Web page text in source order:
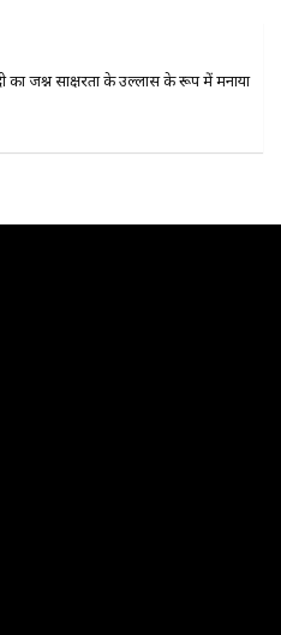
जश्न साक्षरता के उल्लास के रूप में मनाया